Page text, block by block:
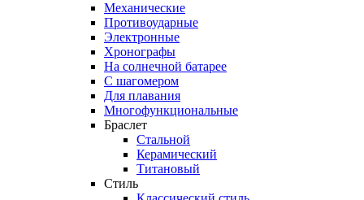
Механические
Противоударные
Электронные
Хронографы
На солнечной батарее
С шагомером
Для плавания
Многофункциональные
Браслет
Стальной
Керамический
Титановый
Стиль